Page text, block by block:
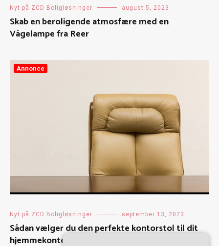
Nyt på ZCD Boligløsninger august 5, 2023
Skab en beroligende atmosfære med en
Vågelampe fra Reer
Annonce
Nyt på ZCD Boligløsninger september 13, 2023
Sådan vælger du den perfekte kontorstol til dit
hjemmekontor